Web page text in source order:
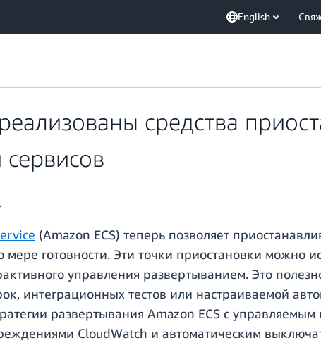
English
средства
(Amazon ECS) теперь позволяет
мере готовности. Эти точки приостановки можно
управления развертыванием. Это
интеграционных тестов или настраиваемой
развертывания Amazon ECS с
CloudWatch и автоматическим